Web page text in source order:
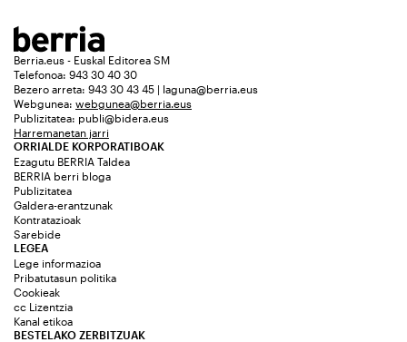
Berria.eus - Euskal Editorea SM
Telefonoa: 943 30 40 30
Bezero arreta: 943 30 43 45 | laguna@berria.eus
Webgunea: webgunea@berria.eus
Publizitatea: publi@bidera.eus
Harremanetan jarri
ORRIALDE KORPORATIBOAK
Ezagutu BERRIA Taldea
BERRIA berri bloga
Publizitatea
Galdera-erantzunak
Kontratazioak
Sarebide
LEGEA
Lege informazioa
Pribatutasun politika
Cookieak
cc Lizentzia
Kanal etikoa
BESTELAKO ZERBITZUAK